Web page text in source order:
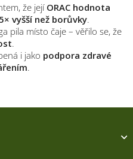
že její ORAC hodnota
vyšší než borůvky.
pila místo čaje – věřilo se, že
.
i jako podpora zdravé
.